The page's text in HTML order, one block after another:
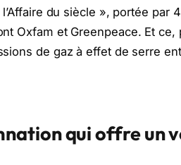
du siècle », portée par
Oxfam et Greenpeace. Et
de gaz à effet de serre
qui offre un